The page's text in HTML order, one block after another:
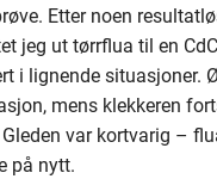
Etter noen
jeg ut tørrflua til en
i lignende situasjoner.
mens klekkeren
var kortvarig –
på nytt.